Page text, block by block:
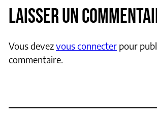
LAISSER UN
Vous devezvous connecterpour
commentaire.